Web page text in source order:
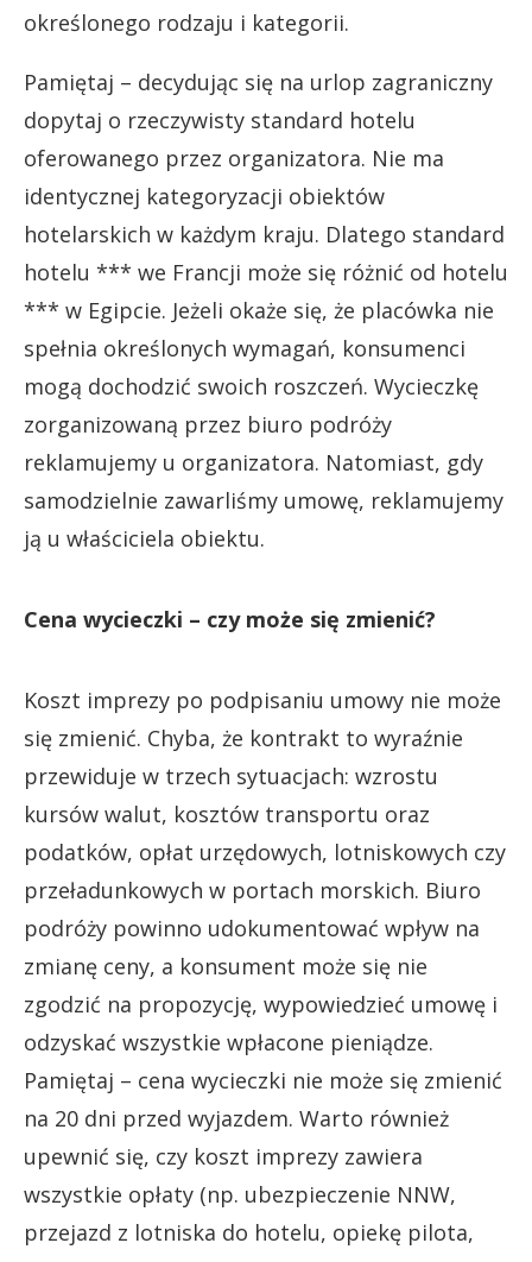
określonego rodzaju i kategorii.
Pamiętaj – decydując się na urlop zagraniczny
dopytaj o rzeczywisty standard hotelu
oferowanego przez organizatora. Nie ma
identycznej kategoryzacji obiektów
hotelarskich w każdym kraju. Dlatego standard
hotelu *** we Francji może się różnić od hotelu
*** w Egipcie. Jeżeli okaże się, że placówka nie
spełnia określonych wymagań, konsumenci
mogą dochodzić swoich roszczeń. Wycieczkę
zorganizowaną przez biuro podróży
reklamujemy u organizatora. Natomiast, gdy
samodzielnie zawarliśmy umowę, reklamujemy
ją u właściciela obiektu.
Cena wycieczki – czy może się zmienić?
Koszt imprezy po podpisaniu umowy nie może
się zmienić. Chyba, że kontrakt to wyraźnie
przewiduje w trzech sytuacjach: wzrostu
kursów walut, kosztów transportu oraz
podatków, opłat urzędowych, lotniskowych czy
przeładunkowych w portach morskich. Biuro
podróży powinno udokumentować wpływ na
zmianę ceny, a konsument może się nie
zgodzić na propozycję, wypowiedzieć umowę i
odzyskać wszystkie wpłacone pieniądze.
Pamiętaj – cena wycieczki nie może się zmienić
na 20 dni przed wyjazdem. Warto również
upewnić się, czy koszt imprezy zawiera
wszystkie opłaty (np. ubezpieczenie NNW,
przejazd z lotniska do hotelu, opiekę pilota,